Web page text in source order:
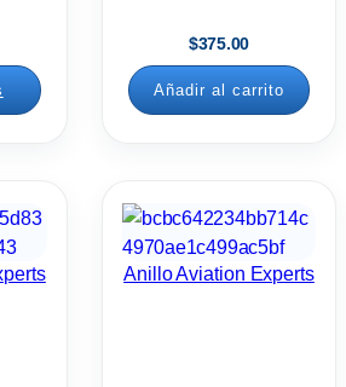
$375.00
Añadir al carrito
Anillo Aviation Experts